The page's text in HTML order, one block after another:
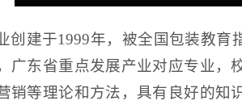
创建于1999年，被全国包装教
广东省重点发展产业对应专业，
销等理论和方法，具有良好的知